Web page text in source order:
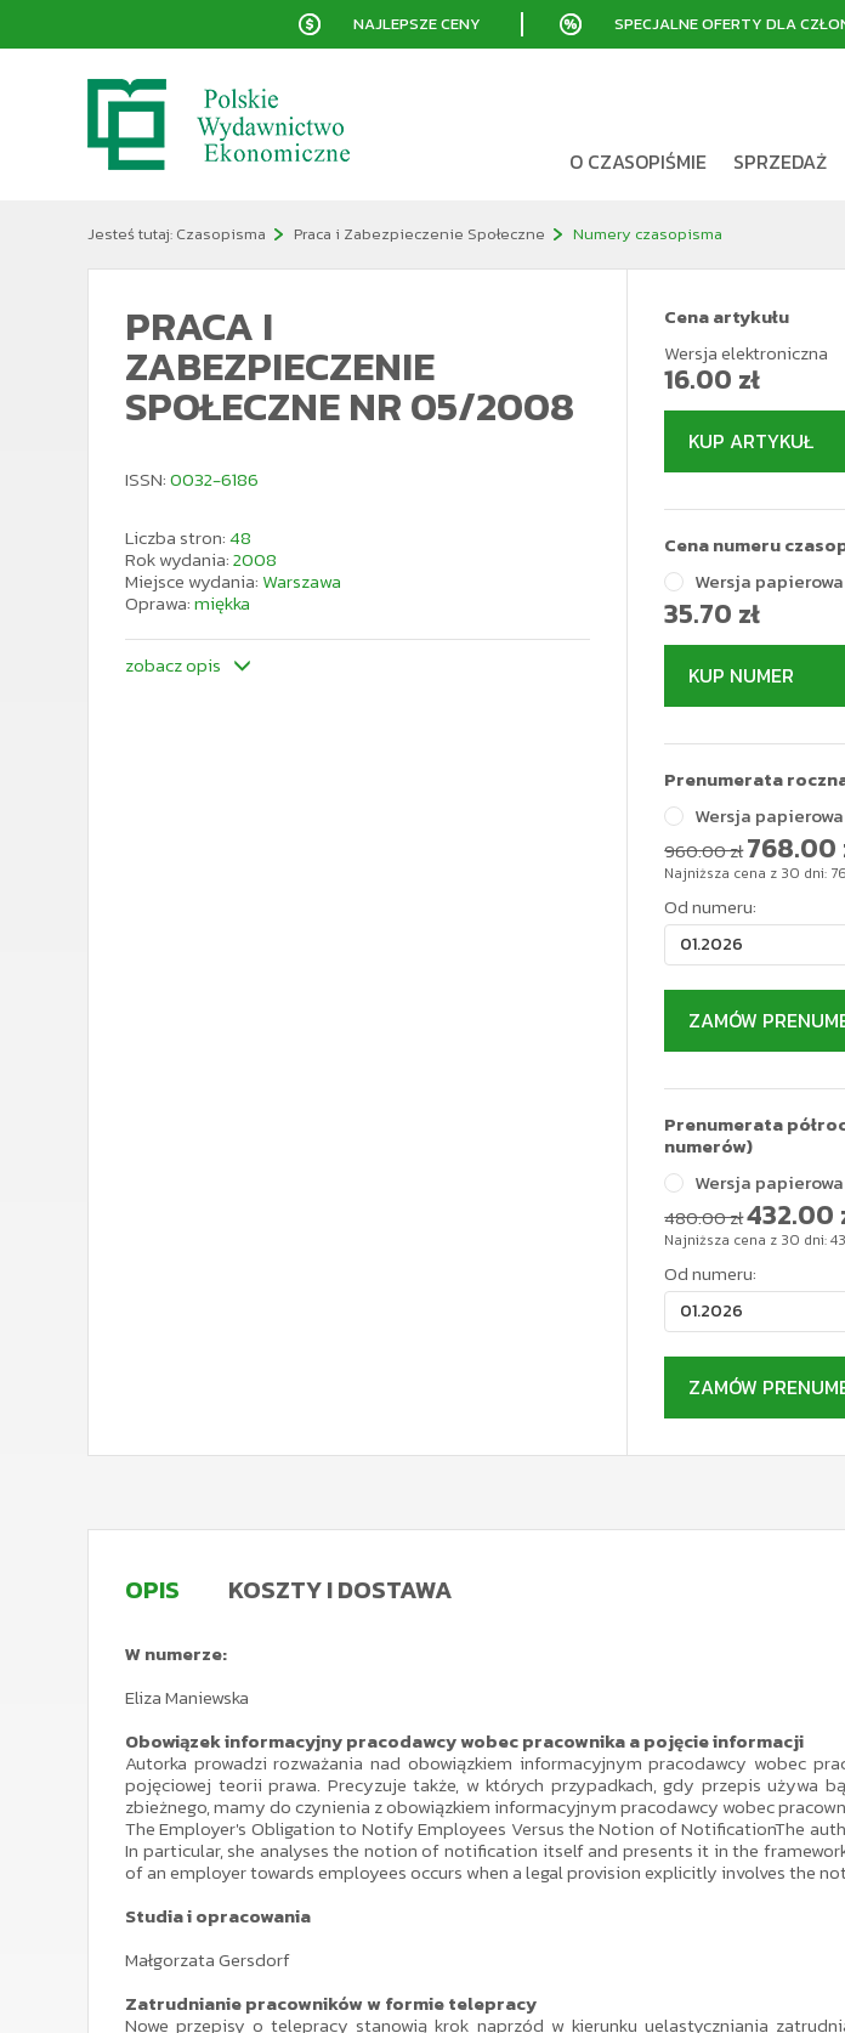
NAJLEPSZE CENY SPECJALNE OFERTY DLA
O CZASOPIŚMIE SPRZEDAŻ
Jesteś tutaj: Czasopisma Praca i Zabezpieczenie Społeczne Numery czasopisma
PRACA I
ZABEZPIECZENIE
SPOŁECZNE NR 05/2008
ISSN:0032-6186
Liczba stron:48
Rok wydania:2008
Miejsce wydania: Warszawa
Oprawa:miękka
zobacz opis
Cena artykułu
Wersja elektroniczna
16.00 zł
KUP ARTYKUŁ
Cena numeru
Wersja papierowa
35.70 zł
KUP NUMER
Prenumerata
Wersja papierowa
960.00 zł768.00
Najniższa cena z 30 dni:
Od numeru:
01.2026
ZAMÓW
Prenumerata
numerów)
Wersja papierowa
480.00 zł432.00
Najniższa cena z 30 dni:
Od numeru:
01.2026
ZAMÓW
OPIS KOSZTY I DOSTAWA
W numerze:
Eliza Maniewska
Obowiązek informacyjny pracodawcy wobec pracownika a pojęcie informacji
Autorka prowadzi rozważania nad obowiązkiem informacyjnym pracodawcy wobec
pojęciowej teorii prawa. Precyzuje także, w których przypadkach, gdy przepis
zbieżnego, mamy do czynienia z obowiązkiem informacyjnym pracodawcy wobec
The Employer's Obligation to Notify Employees Versus the Notion of NotificationThe
In particular, she analyses the notion of notification itself and presents it in the
of an employer towards employees occurs when a legal provision explicitly involves the
Studia i opracowania
Małgorzata Gersdorf
Zatrudnianie pracowników w formie telepracy
Nowe przepisy o telepracy stanowią krok naprzód w kierunku uelastyczniania